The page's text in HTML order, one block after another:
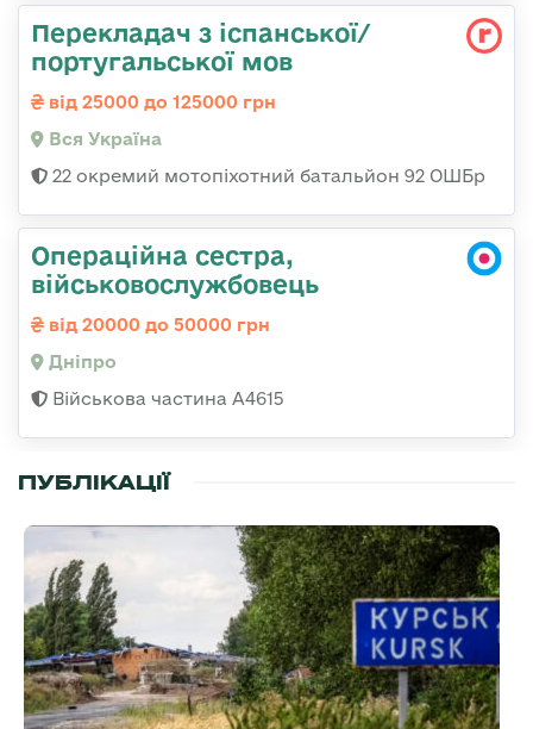
Перекладач з іспанської/
португальської мов
від 25000 до 125000 грн
Вся Україна
22 окремий мотопіхотний батальйон 92 ОШБр
Операційна сестра,
військовослужбовець
від 20000 до 50000 грн
Дніпро
Військова частина А4615
ПУБЛІКАЦІЇ